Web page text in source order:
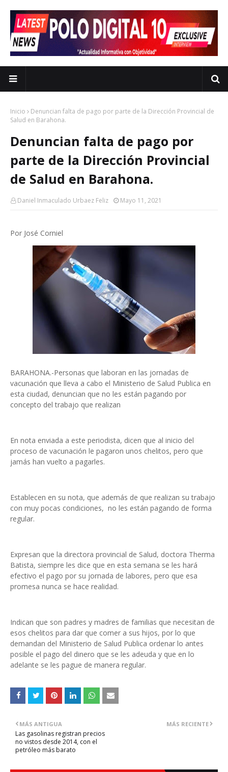
Inicio
Denuncian falta de pago por parte de la Dirección Provincial de
Salud en Barahona.
Denuncian falta de pago por
parte de la Dirección Provincial
de Salud en Barahona.
Daniel Inmaculado Urbaez Feliz Mayo 11, 2021
Por José Corniel
BARAHONA.-Personas que laboran en las jornadas de
vacunación que lleva a cabo el Ministerio de Salud Publica en
esta ciudad, denuncian que no les están pagando por
concepto del trabajo que realizan
En nota enviada a este periodista, dicen que al inicio del
proceso de vacunación le pagaron unos chelitos, pero que
jamás han vuelto a pagarles.
Establecen en su nota, que además de que realizan su trabajo
con muy pocas condiciones, no les están pagando de forma
regular.
Expresan que la directora provincial de Salud, doctora Therma
Batista, siempre les dice que en esta semana se les hará
efectivo el pago por su jornada de labores, pero que esa
promesa nunca se hace realidad.
Indican que son padres y madres de familias que necesitan de
esos chelitos para dar que comer a sus hijos, por lo que
demandan del Ministerio de Salud Publica ordenar lo antes
posible el pago del dinero que se les adeuda y que en lo
adelante se les pague de manera regular.
MÁS RECIENTE
MÁS ANTIGUA
Las gasolinas registran precios
no vistos desde 2014, con el
petróleo más barato